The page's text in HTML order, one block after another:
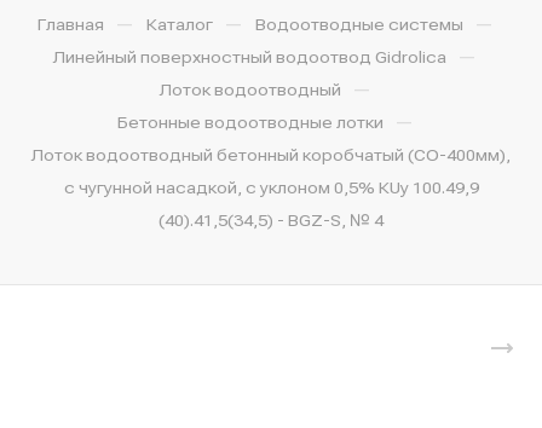
Главная — Каталог — Водоотводные системы —
Линейный поверхностный водоотвод Gidrolica —
Лоток водоотводный —
Бетонные водоотводные лотки —
Лоток водоотводный бетонный коробчатый (СО-400мм),
с чугунной насадкой, с уклоном 0,5% КUу 100.49,9
(40).41,5(34,5) - BGZ-S, № 4